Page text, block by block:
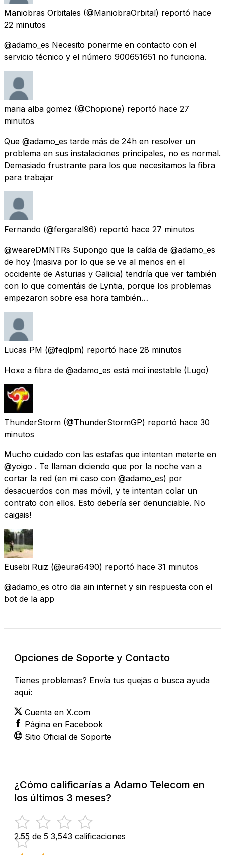
Maniobras Orbitales (@ManiobraOrbital) reportó hace
22 minutos
@adamo_es Necesito ponerme en contacto con el
servicio técnico y el número 900651651 no funciona.
maria alba gomez (@Chopione) reportó hace 27
minutos
Que @adamo_es tarde más de 24h en resolver un
problema en sus instalaciones principales, no es normal.
Demasiado frustrante para los que necesitamos la fibra
para trabajar
Fernando (@fergaral96) reportó hace 27 minutos
@weareDMNTRs Supongo que la caída de @adamo_es
de hoy (masiva por lo que se ve al menos en el
occidente de Asturias y Galicia) tendría que ver también
con lo que comentáis de Lyntia, porque los problemas
empezaron sobre esa hora también…
Lucas PM (@feqlpm) reportó hace 28 minutos
Hoxe a fibra de @adamo_es está moi inestable (Lugo)
ThunderStorm (@ThunderStormGP) reportó hace 30
minutos
Mucho cuidado con las estafas que intentan meterte en
@yoigo . Te llaman diciendo que por la noche van a
cortar la red (en mi caso con @adamo_es) por
desacuerdos con mas móvil, y te intentan colar un
contrato con ellos. Esto debería ser denunciable. No
caigais!
Eusebi Ruiz (@eura6490) reportó hace 31 minutos
@adamo_es otro dia ain internet y sin respuesta con el
bot de la app
Opciones de Soporte y Contacto
Tienes problemas? Envía tus quejas o busca ayuda
aquí:
Cuenta en X.com
Página en Facebook
Sitio Oficial de Soporte
¿Cómo calificarías a Adamo Telecom en
los últimos 3 meses?
2.55 de 5 3,543 calificaciones